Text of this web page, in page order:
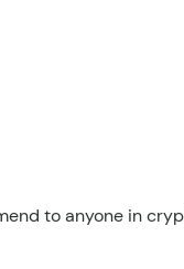
to anyone in